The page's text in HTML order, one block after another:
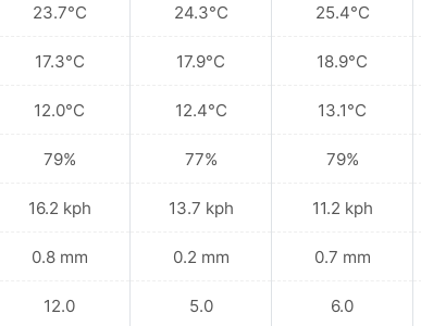
23.7°C
17.3°C
12.0°C
79%
16.2 kph
0.8 mm
12.0
24.3°C
17.9°C
12.4°C
77%
13.7 kph
0.2 mm
5.0
25.4°C
18.9°C
13.1°C
79%
11.2 kph
0.7 mm
6.0